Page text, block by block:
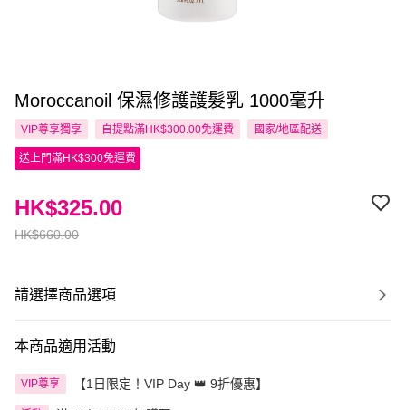
Moroccanoil 保濕修護護髮乳 1000毫升
VIP尊享獨享 自提點滿HK$300.00免運費 國家/地區配送
送上門滿HK$300免運費
HK$660.00
HK$325.00
請選擇商品選項
本商品適用活動
VIP尊享 【1日限定！VIP Day 👑 9折優惠】